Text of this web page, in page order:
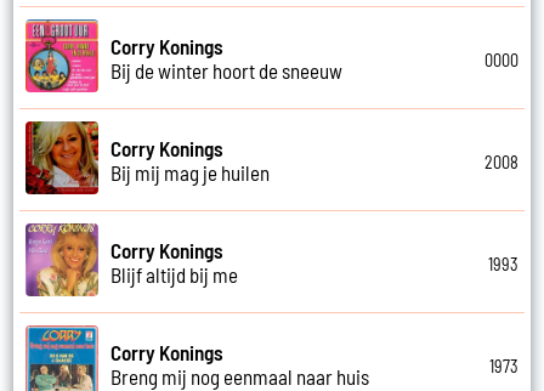
Corry Konings
Bij de winter hoort de sneeuw
0000
Corry Konings
Bij mij mag je huilen
2008
Corry Konings
Blijf altijd bij me
1993
Corry Konings
Breng mij nog eenmaal naar huis
1973